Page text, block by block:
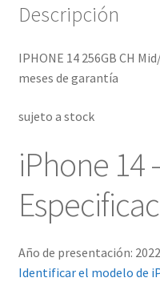
Descripción
IPHONE 14 256GB CH
meses de garantía
sujeto a stock
iPhone 14
Año de presentación: 2022
Identificar el modelo de